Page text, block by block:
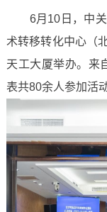
6月10日，中关
术转移转化中心（
天工大厦举办。来
表共80余人参加活动